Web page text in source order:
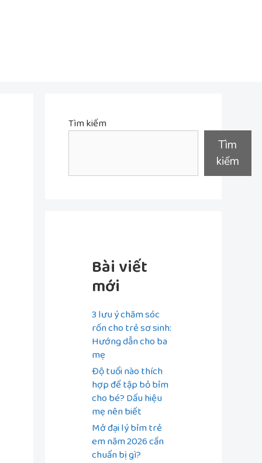
Tìm kiếm
Tìm
kiếm
Bài viết
mới
3 lưu ý chăm sóc
rốn cho trẻ sơ sinh:
Hướng dẫn cho ba
mẹ
Độ tuổi nào thích
hợp để tập bỏ bỉm
cho bé? Dấu hiệu
mẹ nên biết
Mở đại lý bỉm trẻ
em năm 2026 cần
chuẩn bị gì?